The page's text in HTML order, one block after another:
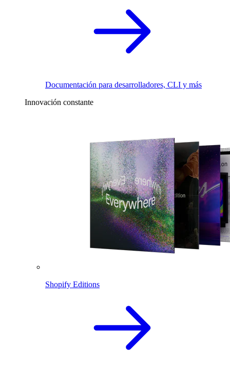
Documentación para desarrolladores, CLI y más
Innovación constante
Shopify Editions